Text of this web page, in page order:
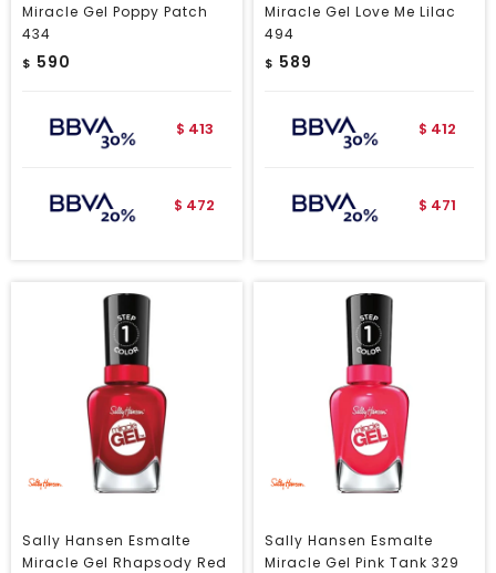
Miracle Gel Poppy Patch
434
$ 590
$ 413
$ 472
Miracle Gel Love Me Lilac
494
$ 589
$ 412
$ 471
Sally Hansen Esmalte
Miracle Gel Rhapsody Red
Sally Hansen Esmalte
Miracle Gel Pink Tank 329